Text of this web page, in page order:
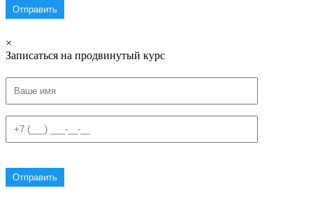
×
Записаться на продвинутый курс